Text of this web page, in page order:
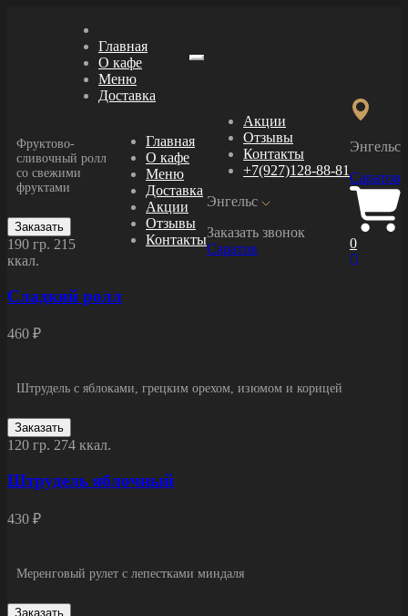
Главная
О кафе
Меню
Доставка
Меню
Энгельс
Саратов
0
Акции
Отзывы
Контакты
+7(927)128-88-81
Энгельс
Заказать звонок
Саратов
Главная
О кафе
Меню
Доставка
Акции
Отзывы
Контакты
Фруктово-
сливочный ролл
со свежими
фруктами
Заказать
190 гр. 215
ккал.
Сладкий ролл
460 ₽
Штрудель с яблоками, грецким орехом, изюмом и корицей
Заказать
120 гр. 274 ккал.
Штрудель яблочный
430 ₽
Меренговый рулет с лепестками миндаля
Заказать